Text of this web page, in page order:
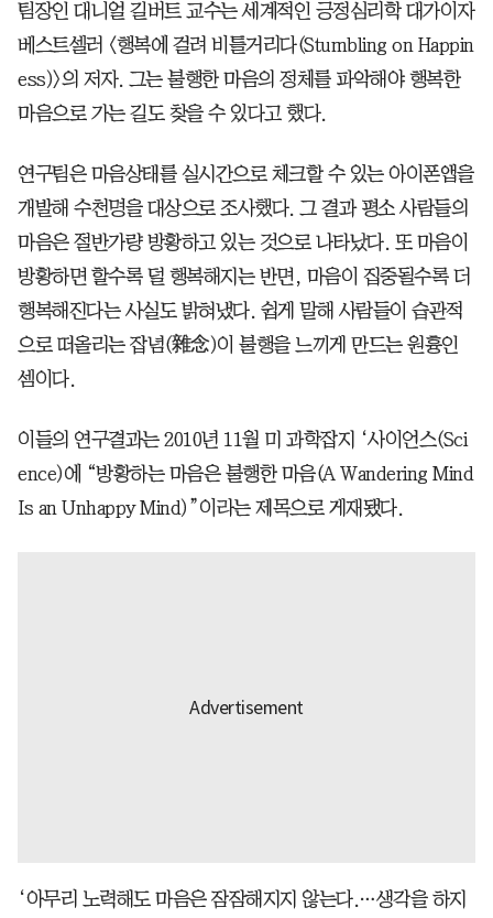
팀장인 대니얼 길버트 교수는 세계적인 긍정심리학 대가이자
베스트셀러 <행복에 걸려 비틀거리다(Stumbling on Happin
ess)>의 저자. 그는 불행한 마음의 정체를 파악해야 행복한
마음으로 가는 길도 찾을 수 있다고 했다.
연구팀은 마음상태를 실시간으로 체크할 수 있는 아이폰앱을
개발해 수천명을 대상으로 조사했다. 그 결과 평소 사람들의
마음은 절반가량 방황하고 있는 것으로 나타났다. 또 마음이
방황하면 할수록 덜 행복해지는 반면, 마음이 집중될수록 더
행복해진다는 사실도 밝혀냈다. 쉽게 말해 사람들이 습관적
으로 떠올리는 잡념(雜念)이 불행을 느끼게 만드는 원흉인
셈이다.
이들의 연구결과는 2010년 11월 미 과학잡지 ‘사이언스(Sci
ence)에 “방황하는 마음은 불행한 마음(A Wandering Mind
Is an Unhappy Mind)”이라는 제목으로 게재됐다.
‘아무리 노력해도 마음은 잠잠해지지 않는다.…생각을 하지